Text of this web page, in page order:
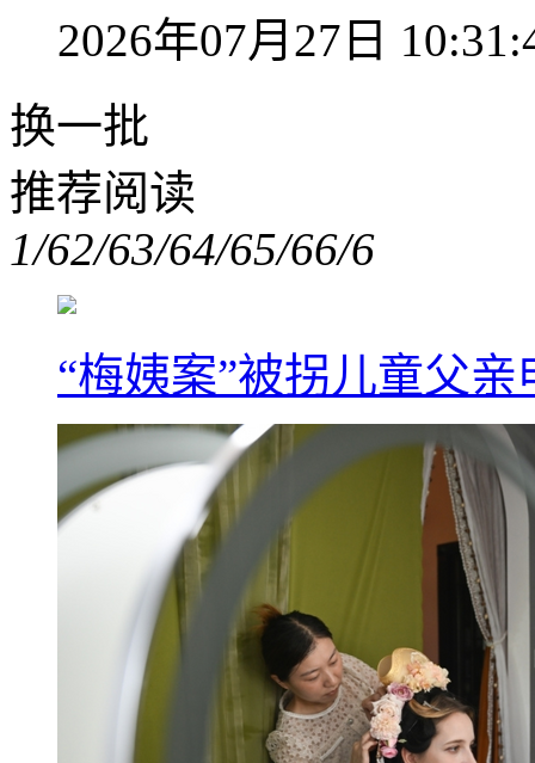
2026年07月27日
换一批
推荐阅读
1/62/63/64/65/66/6
“梅姨案”被拐儿童父